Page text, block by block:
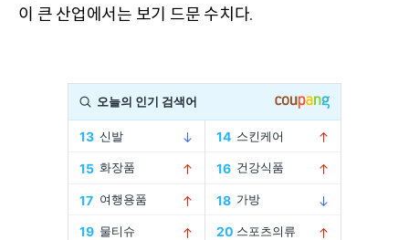
이 큰 산업에서는 보기 드문 수치다.